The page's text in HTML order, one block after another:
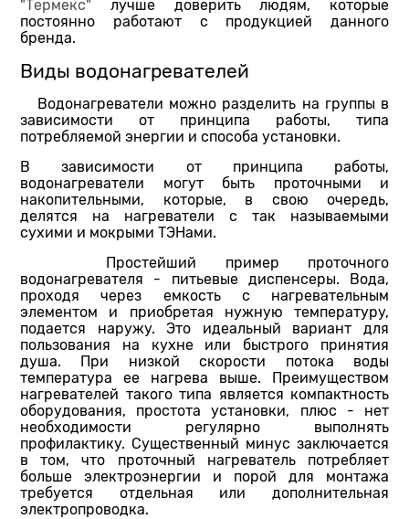
"Термекс" лучше доверить людям, которые
постоянно работают с продукцией данного
бренда.
Виды водонагревателей
Водонагреватели можно разделить на группы в
зависимости от принципа работы, типа
потребляемой энергии и способа установки.
В зависимости от принципа работы,
водонагреватели могут быть проточными и
накопительными, которые, в свою очередь,
делятся на нагреватели с так называемыми
сухими и мокрыми ТЭНами.
Простейший пример проточного
водонагревателя - питьевые диспенсеры. Вода,
проходя через емкость с нагревательным
элементом и приобретая нужную температуру,
подается наружу. Это идеальный вариант для
пользования на кухне или быстрого принятия
душа. При низкой скорости потока воды
температура ее нагрева выше. Преимуществом
нагревателей такого типа является компактность
оборудования, простота установки, плюс - нет
необходимости регулярно выполнять
профилактику. Существенный минус заключается
в том, что проточный нагреватель потребляет
больше электроэнергии и порой для монтажа
требуется отдельная или дополнительная
электропроводка.